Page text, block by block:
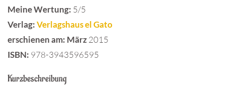
Meine Wertung: 5/5
Verlag:Verlagshaus el Gato
erschienen am: März2015
ISBN: 978-3943596595
Kurzbeschreibung